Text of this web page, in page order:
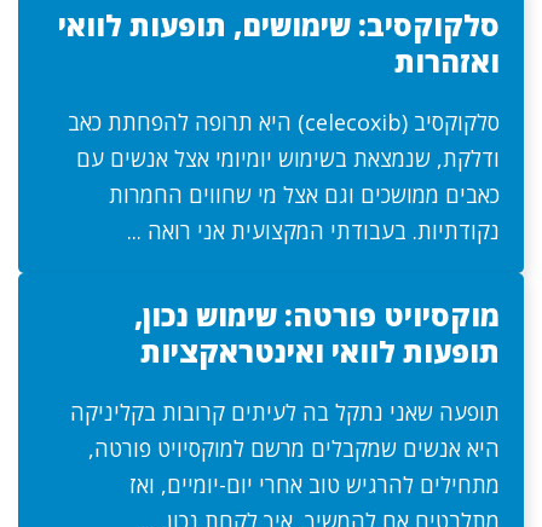
סלקוקסיב: שימושים, תופעות לוואי
ואזהרות
סלקוקסיב (celecoxib) היא תרופה להפחתת כאב
ודלקת, שנמצאת בשימוש יומיומי אצל אנשים עם
כאבים ממושכים וגם אצל מי שחווים החמרות
נקודתיות. בעבודתי המקצועית אני רואה ...
מוקסיויט פורטה: שימוש נכון,
תופעות לוואי ואינטראקציות
תופעה שאני נתקל בה לעיתים קרובות בקליניקה
היא אנשים שמקבלים מרשם למוקסיויט פורטה,
מתחילים להרגיש טוב אחרי יום-יומיים, ואז